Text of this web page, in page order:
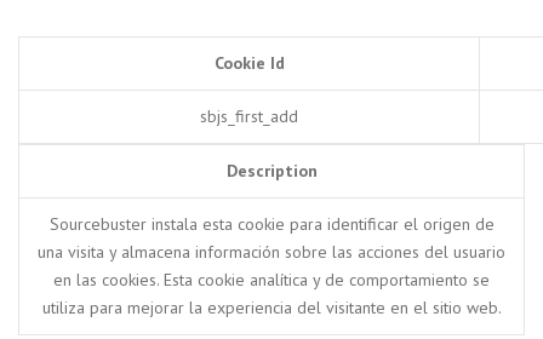
Cookie Id
sbjs_first_add
Description
Sourcebuster instala esta cookie para identificar el origen de
una visita y almacena información sobre las acciones del usuario
en las cookies. Esta cookie analítica y de comportamiento se
utiliza para mejorar la experiencia del visitante en el sitio web.